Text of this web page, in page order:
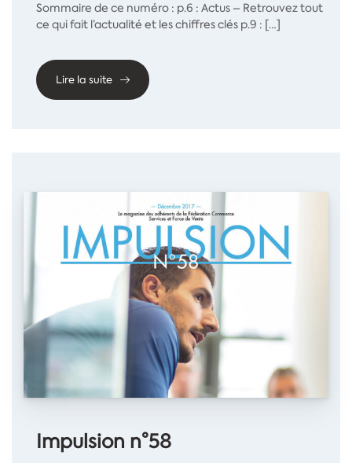
Sommaire de ce numéro : p.6 : Actus – Retrouvez tout
ce qui fait l’actualité et les chiffres clés p.9 : […]
Lire la suite
Impulsion n°58